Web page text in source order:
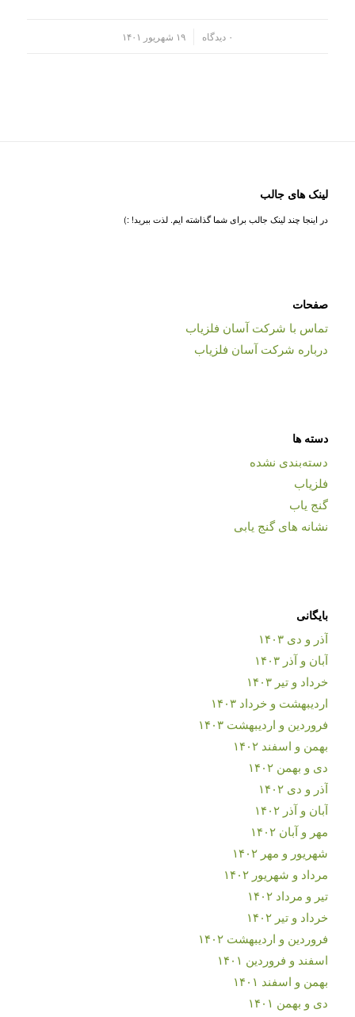
۰ دیدگاه ۱۹ شهریور ۱۴۰۱
لینک های جالب
در اینجا چند لینک جالب برای شما گذاشته ایم. لذت ببرید! :)
صفحات
تماس با شرکت آسان فلزیاب
درباره شرکت آسان فلزیاب
دسته ها
دسته‌بندی نشده
فلزیاب
گنج یاب
نشانه های گنج یابی
بایگانی
آذر و دی ۱۴۰۳
آبان و آذر ۱۴۰۳
خرداد و تیر ۱۴۰۳
اردیبهشت و خرداد ۱۴۰۳
فروردین و اردیبهشت ۱۴۰۳
بهمن و اسفند ۱۴۰۲
دی و بهمن ۱۴۰۲
آذر و دی ۱۴۰۲
آبان و آذر ۱۴۰۲
مهر و آبان ۱۴۰۲
شهریور و مهر ۱۴۰۲
مرداد و شهریور ۱۴۰۲
تیر و مرداد ۱۴۰۲
خرداد و تیر ۱۴۰۲
فروردین و اردیبهشت ۱۴۰۲
اسفند و فروردین ۱۴۰۱
بهمن و اسفند ۱۴۰۱
دی و بهمن ۱۴۰۱